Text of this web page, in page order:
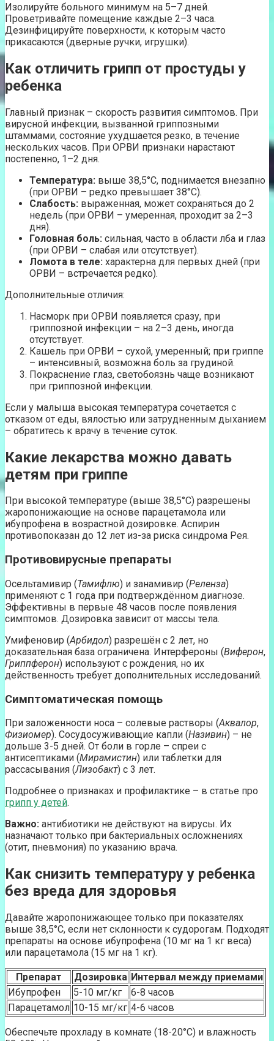
Изолируйте больного минимум на 5–7 дней.
Проветривайте помещение каждые 2–3 часа.
Дезинфицируйте поверхности, к которым часто
прикасаются (дверные ручки, игрушки).
Как отличить грипп от простуды у
ребенка
Главный признак – скорость развития симптомов. При
вирусной инфекции, вызванной гриппозными
штаммами, состояние ухудшается резко, в течение
нескольких часов. При ОРВИ признаки нарастают
постепенно, 1–2 дня.
Температура: выше 38,5°С, поднимается внезапно
(при ОРВИ – редко превышает 38°С).
Слабость: выраженная, может сохраняться до 2
недель (при ОРВИ – умеренная, проходит за 2–3
дня).
Головная боль: сильная, часто в области лба и глаз
(при ОРВИ – слабая или отсутствует).
Ломота в теле: характерна для первых дней (при
ОРВИ – встречается редко).
Дополнительные отличия:
Насморк при ОРВИ появляется сразу, при
гриппозной инфекции – на 2–3 день, иногда
отсутствует.
Кашель при ОРВИ – сухой, умеренный; при гриппе
– интенсивный, возможна боль за грудиной.
Покраснение глаз, светобоязнь чаще возникают
при гриппозной инфекции.
Если у малыша высокая температура сочетается с
отказом от еды, вялостью или затрудненным дыханием
– обратитесь к врачу в течение суток.
Какие лекарства можно давать
детям при гриппе
При высокой температуре (выше 38,5°C) разрешены
жаропонижающие на основе парацетамола или
ибупрофена в возрастной дозировке. Аспирин
противопоказан до 12 лет из-за риска синдрома Рея.
Противовирусные препараты
Осельтамивир (Тамифлю) и занамивир (Реленза)
применяют с 1 года при подтверждённом диагнозе.
Эффективны в первые 48 часов после появления
симптомов. Дозировка зависит от массы тела.
Умифеновир (Арбидол) разрешён с 2 лет, но
доказательная база ограничена. Интерфероны (Виферон,
Гриппферон) используют с рождения, но их
действенность требует дополнительных исследований.
Симптоматическая помощь
При заложенности носа – солевые растворы (Аквалор,
Физиомер). Сосудосуживающие капли (Називин) – не
дольше 3-5 дней. От боли в горле – спреи с
антисептиками (Мирамистин) или таблетки для
рассасывания (Лизобакт) с 3 лет.
Подробнее о признаках и профилактике – в статье про
грипп у детей.
Важно: антибиотики не действуют на вирусы. Их
назначают только при бактериальных осложнениях
(отит, пневмония) по указанию врача.
Как снизить температуру у ребенка
без вреда для здоровья
Давайте жаропонижающее только при показателях
выше 38,5°C, если нет склонности к судорогам. Подходят
препараты на основе ибупрофена (10 мг на 1 кг веса)
или парацетамола (15 мг на 1 кг).
Препарат Дозировка Интервал между приемами
Ибупрофен
5-10 мг/кг
6-8 часов
Парацетамол 10-15 мг/кг 4-6 часов
Обеспечьте прохладу в комнате (18-20°C) и влажность